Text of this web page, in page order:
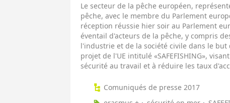
Le secteur de la pêche européen,
pêche, avec le membre du Parlement
réception réussie hier soir au Parlement
éventail d'acteurs de la pêche, y compris
l'industrie et de la société civile dans le
projet de l'UE intitulé «SAFEFISHING»,
sécurité au travail et à réduire les taux
Comuniqués de presse 2017